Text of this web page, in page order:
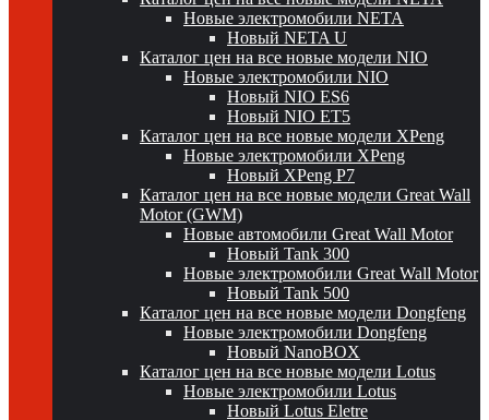
Новые электромобили NETA
Новый NETA U
Каталог цен на все новые модели NIO
Новые электромобили NIO
Новый NIO ES6
Новый NIO ET5
Каталог цен на все новые модели XPeng
Новые электромобили XPeng
Новый XPeng P7
Каталог цен на все новые модели Great Wall
Motor (GWM)
Новые автомобили Great Wall Motor
Новый Tank 300
Новые электромобили Great Wall Motor
Новый Tank 500
Каталог цен на все новые модели Dongfeng
Новые электромобили Dongfeng
Новый NanoBOX
Каталог цен на все новые модели Lotus
Новые электромобили Lotus
Новый Lotus Eletre